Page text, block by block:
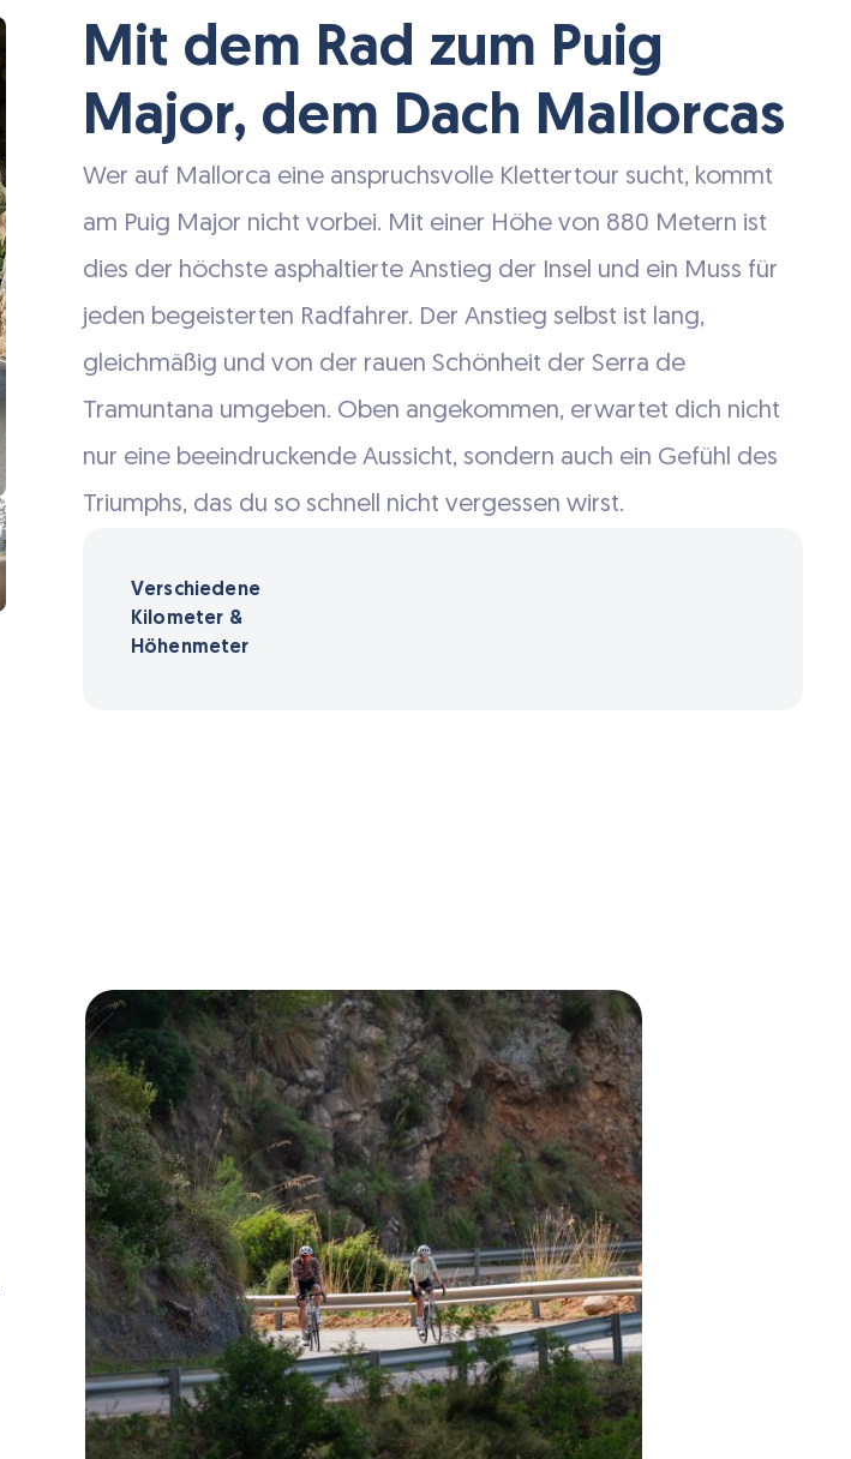
Mit dem Rad zum Puig
Major, dem Dach Mallorcas
Wer auf Mallorca eine anspruchsvolle Klettertour sucht, kommt
am Puig Major nicht vorbei. Mit einer Höhe von 880 Metern ist
dies der höchste asphaltierte Anstieg der Insel und ein Muss für
jeden begeisterten Radfahrer. Der Anstieg selbst ist lang,
gleichmäßig und von der rauen Schönheit der Serra de
Tramuntana umgeben. Oben angekommen, erwartet dich nicht
nur eine beeindruckende Aussicht, sondern auch ein Gefühl des
Triumphs, das du so schnell nicht vergessen wirst.
Verschiedene
Kilometer &
Höhenmeter